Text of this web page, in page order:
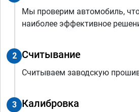
Мы проверим автомобиль,
наиболее эффективное
2 Считывание
Считываем заводскую
3 Калибровка